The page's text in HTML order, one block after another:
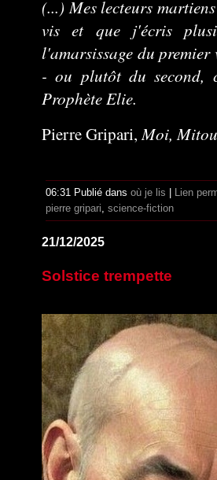
(...) Mes lecteurs
vis et que j'écris
l'amarsissage du
- ou plutôt du second,
Prophète Elie.
Pierre Gripari,Moi,
06:31 Publié dans où je lis
Lien
pierre gripari science-fiction
21/12/2025
Solstice trempette